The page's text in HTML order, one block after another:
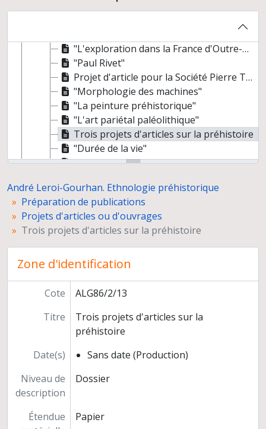
"Le monde des poupées"
"L'exploration dans la France d'Outre-mer"
"Paul Rivet"
Projet d'article pour la Société Pierre Teilhard de Chardin
"Morphologie des machines"
"La peinture préhistorique"
"L'art pariétal paléolithique"
Trois projets d'articles sur la préhistoire
"Durée de la vie"
"Baleiniers et baleines"
"Les peuples de la ceinture arctique"
"Évolution de la pensée chrétienne"
"Le périple de la pipe et du tabac"
"Notice pour les peaux de Kirchhoff "
"Le film ethnographique"
"La plaquette de la femme au renne de Laugerie-Basse"
"La composition figurative des vases néolithiques du Japon septentrional et central"
"Quand le préhistorien manie le scalpel"
Textes non identifiés ayant pour sujet les grottes d'Arcy-sur-Cure
Conférences
Manifestations grand public
Revue de presse
Enseignement et formation
André Leroi-Gourhan. Ethnologie préhistorique
Préparation de publications
Projets d'articles ou d'ouvrages
Trois projets d'articles sur la préhistoire
Zone d'identification
Cote
ALG86/2/13
Titre
Trois projets d'articles sur la
préhistoire
Date(s)
Sans date (Production)
Niveau de
description
Dossier
Étendue
Papier